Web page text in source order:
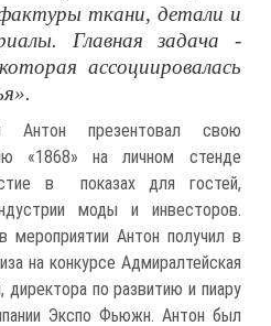
ткани, детали и
Главная задача -
ассоциировалась
Антон презентовал свою
«1868» на личном стенде
в показах для гостей,
моды и инвесторов.
мероприятии Антон получил в
на конкурсе Адмиралтейская
директора по развитию и пиару
Экспо Фьюжн. Антон был